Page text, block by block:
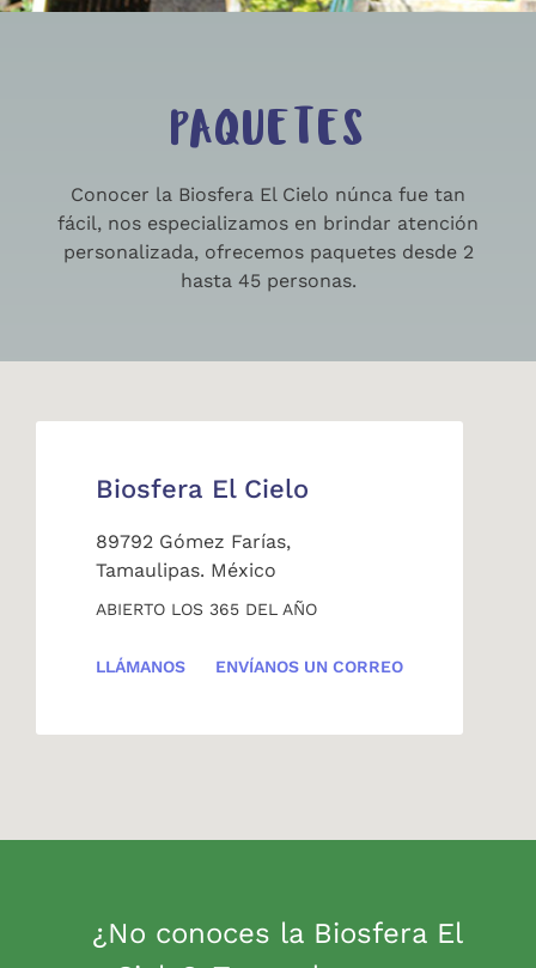
PAQUETES
Conocer la Biosfera El Cielo núnca fue tan
fácil, nos especializamos en brindar atención
personalizada, ofrecemos paquetes desde 2
hasta 45 personas.
Biosfera El Cielo
89792 Gómez Farías,
Tamaulipas. México
ABIERTO LOS 365 DEL AÑO
LLÁMANOS ENVÍANOS UN CORREO
¿No conoces la Biosfera El